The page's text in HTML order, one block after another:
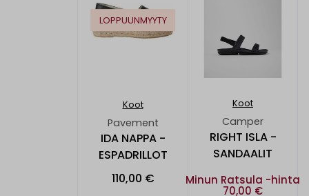
LOPPUUNMYYTY
Koot
Pavement
IDA NAPPA -
ESPADRILLOT
110,00 €
Koot
Camper
RIGHT ISLA -
SANDAALIT
Minun Ratsula -hinta
70,00 €